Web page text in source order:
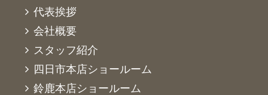
代表挨拶
会社概要
スタッフ紹介
四日市本店ショールーム
鈴鹿本店ショールーム